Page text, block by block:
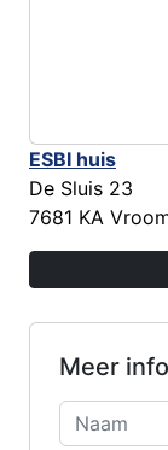
ESBI huis
De Sluis 23
7681 KA
Meer